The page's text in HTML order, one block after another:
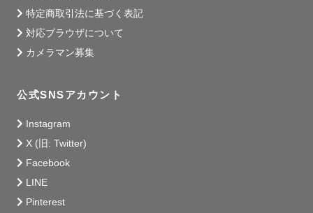
特定商取引法に基づく表記
対応ブラウザについて
カメラマン募集
公式SNSアカウント
Instagram
X (旧: Twitter)
Facebook
LINE
Pinterest